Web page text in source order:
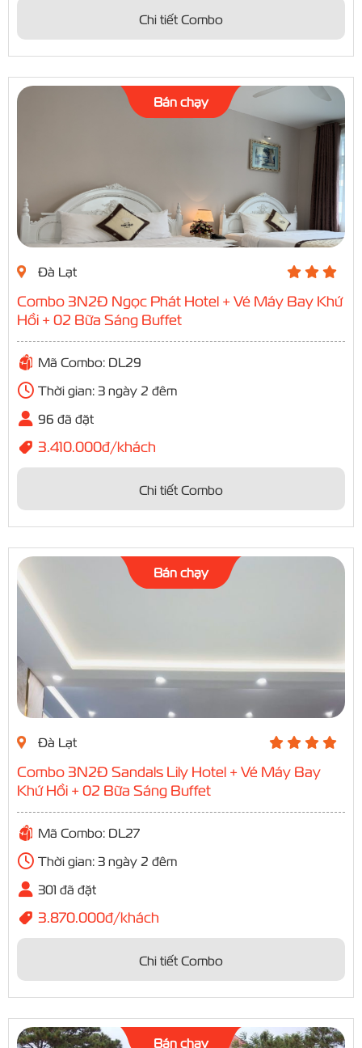
Chi tiết Combo
Bán chạy
Đà Lạt
Combo 3N2Đ Ngọc Phát Hotel + Vé Máy Bay Khứ
Hồi + 02 Bữa Sáng Buffet
Mã Combo: DL29
Thời gian: 3 ngày 2 đêm
96 đã đặt
3.410.000đ/khách
Chi tiết Combo
Bán chạy
Đà Lạt
Combo 3N2Đ Sandals Lily Hotel + Vé Máy Bay
Khứ Hồi + 02 Bữa Sáng Buffet
Mã Combo: DL27
Thời gian: 3 ngày 2 đêm
301 đã đặt
3.870.000đ/khách
Chi tiết Combo
Bán chạy